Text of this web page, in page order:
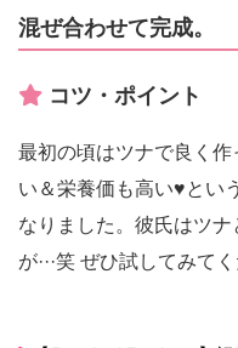
混ぜ合わせて完成。
コツ・ポイント
最初の頃はツナで良く
い＆栄養価も高い♥とい
なりました。彼氏はツ
が···笑 ぜひ試してみて